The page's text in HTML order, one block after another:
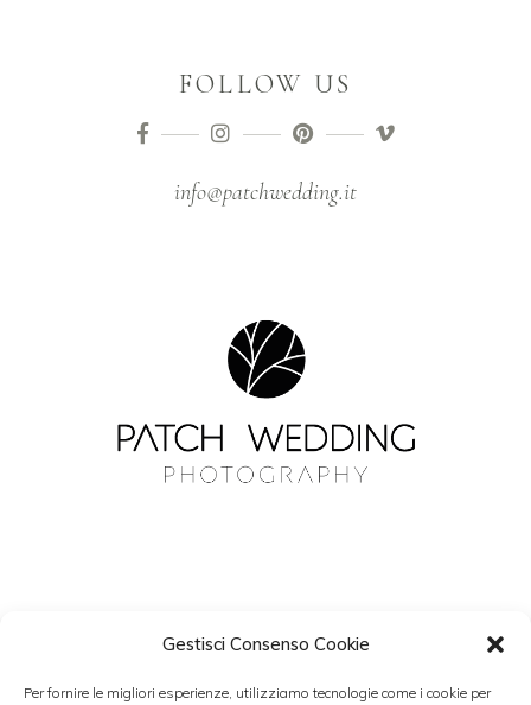
Gestisci Consenso Cookie
Per fornire le migliori esperienze, utilizziamo tecnologie come i cookie per
FOLLOW US
info@patchwedding.it